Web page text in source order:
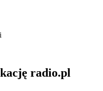
radio.pl